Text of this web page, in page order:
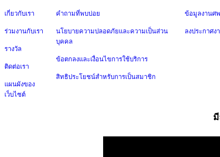
เกี่ยวกับเรา
ร่วมงานกับเรา
รางวัล
ติดต่อเรา
แผนผังของ
เว็บไซต์
คำถามที่พบบ่อย
นโยบายความปลอดภัยและความเป็นส่วน
บุคคล
ข้อตกลงและเงื่อนไขการใช้บริการ
สิทธิประโยชน์สำหรับการเป็นสมาชิก
ข้อมูลงานศพ
ลงประกาศง